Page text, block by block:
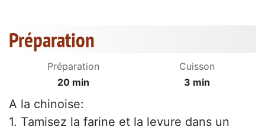
Préparation
Préparation
20 min
Cuisson
3 min
A la chinoise:
1. Tamisez la farine et la levure dans un